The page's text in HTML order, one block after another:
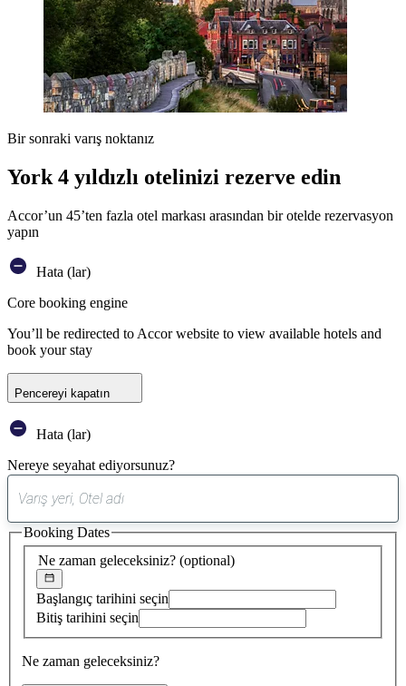
Bir sonraki varış noktanız
York 4 yıldızlı otelinizi rezerve edin
Accor’un 45’ten fazla otel markası arasından bir otelde rezervasyon
yapın
Hata (lar)
Core booking engine
You’ll be redirected to Accor website to view available hotels and
book your stay
Pencereyi kapatın
Hata (lar)
Nereye seyahat ediyorsunuz?
öneri
bulundu
Ne zaman geleceksiniz? (optional)
Başlangıç tarihini seçin
Bitiş tarihini seçin
Ne zaman geleceksiniz?
Booking Dates